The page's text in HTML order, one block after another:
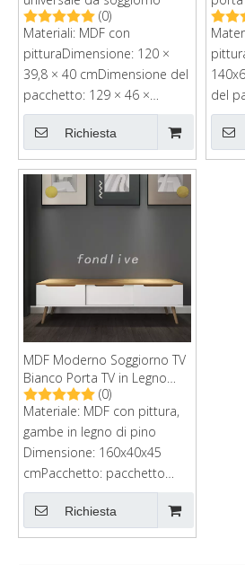
(0)
Materiali: MDF con
pitturaDimensione: 120 ×
39,8 × 40 cmDimensione del
pacchetto: 129 × 46 ×
14MOQ: 300 pezzi
Richiesta
pollici
del
MDF Moderno Soggiorno TV
Bianco Porta TV in Legno
con 3 Cassetti(0)
Materiale: MDF con pittura,
gambe in legno di pino
Dimensione: 160x40x45
cmPacchetto: pacchetto
ordini postaleDimensione
del cartone: 168x45x11cm
Richiesta